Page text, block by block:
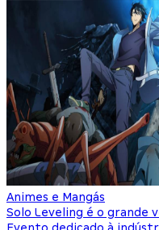
Animes e Mangás
Solo Leveling é o grande